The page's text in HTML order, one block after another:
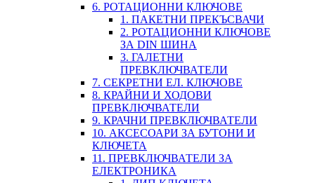
6. РОТАЦИОННИ КЛЮЧОВЕ
1. ПАКЕТНИ ПРЕКЪСВАЧИ
2. РОТАЦИОННИ КЛЮЧОВЕ
ЗА DIN ШИНА
3. ГАЛЕТНИ
ПРЕВКЛЮЧВАТЕЛИ
7. СЕКРЕТНИ ЕЛ. КЛЮЧОВЕ
8. КРАЙНИ И ХОДОВИ
ПРЕВКЛЮЧВАТЕЛИ
9. КРАЧНИ ПРЕВКЛЮЧВАТЕЛИ
10. АКСЕСОАРИ ЗА БУТОНИ И
КЛЮЧЕТА
11. ПРЕВКЛЮЧВАТЕЛИ ЗА
ЕЛЕКТРОНИКА